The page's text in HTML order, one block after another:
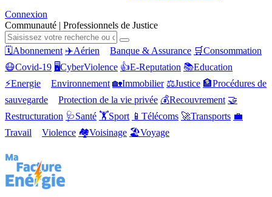
Connexion
Communauté | Professionnels de Justice
🗓️Abonnement ✈️Aérien Banque & Assurance 🛒Consommation
😷Covid-19 🖥️CyberViolence 👍E-Reputation 📚Education
⚡Energie Environnement 🏡Immobilier ⚖️Justice 🏦Procédures de
sauvegarde
Protection de la vie privée 💰Recouvrement 🤝
Restructuration 🩺Santé 🏋️Sport 📱 Télécoms 🚀Transports 💼
Travail
Violence 🏘️Voisinage 🏖️Voyage